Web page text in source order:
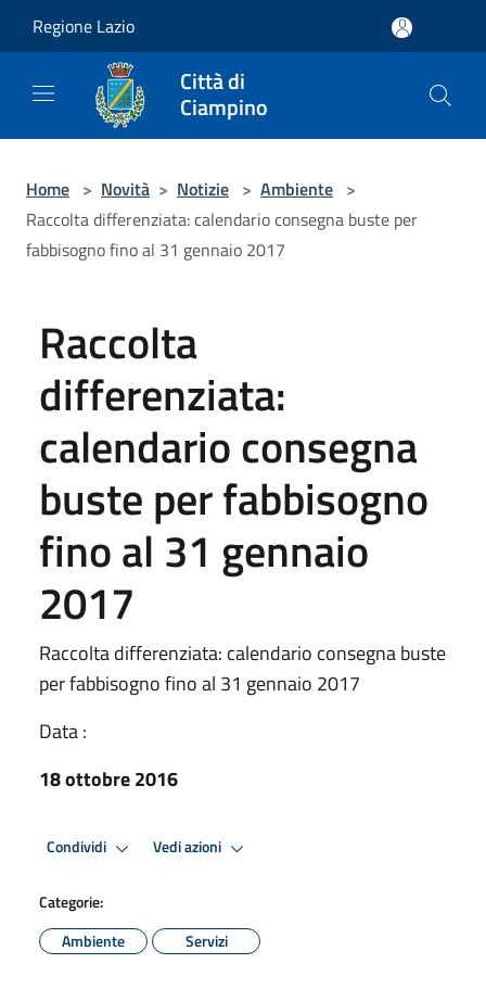
Regione Lazio
Città di
Ciampino
Home > Novità > Notizie > Ambiente >
Raccolta differenziata: calendario consegna buste per
fabbisogno fino al 31 gennaio 2017
Raccolta
differenziata:
calendario consegna
buste per fabbisogno
fino al 31 gennaio
2017
Raccolta differenziata: calendario consegna buste
per fabbisogno fino al 31 gennaio 2017
Data :
18 ottobre 2016
Condividi Vedi azioni
Categorie:
Ambiente
Servizi